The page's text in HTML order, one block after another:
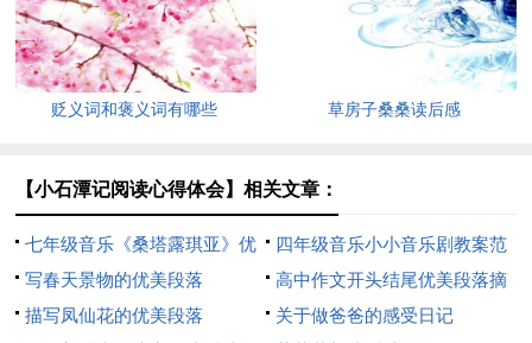
贬义词和褒义词有哪些 草房子桑桑读后感
【小石潭记阅读心得体会】相关文章：
七年级音乐《桑塔露琪亚》优
秀教案
四年级音乐小小音乐剧教案范
文
写春天景物的优美段落
高中作文开头结尾优美段落摘
抄
描写凤仙花的优美段落
关于做爸爸的感受日记